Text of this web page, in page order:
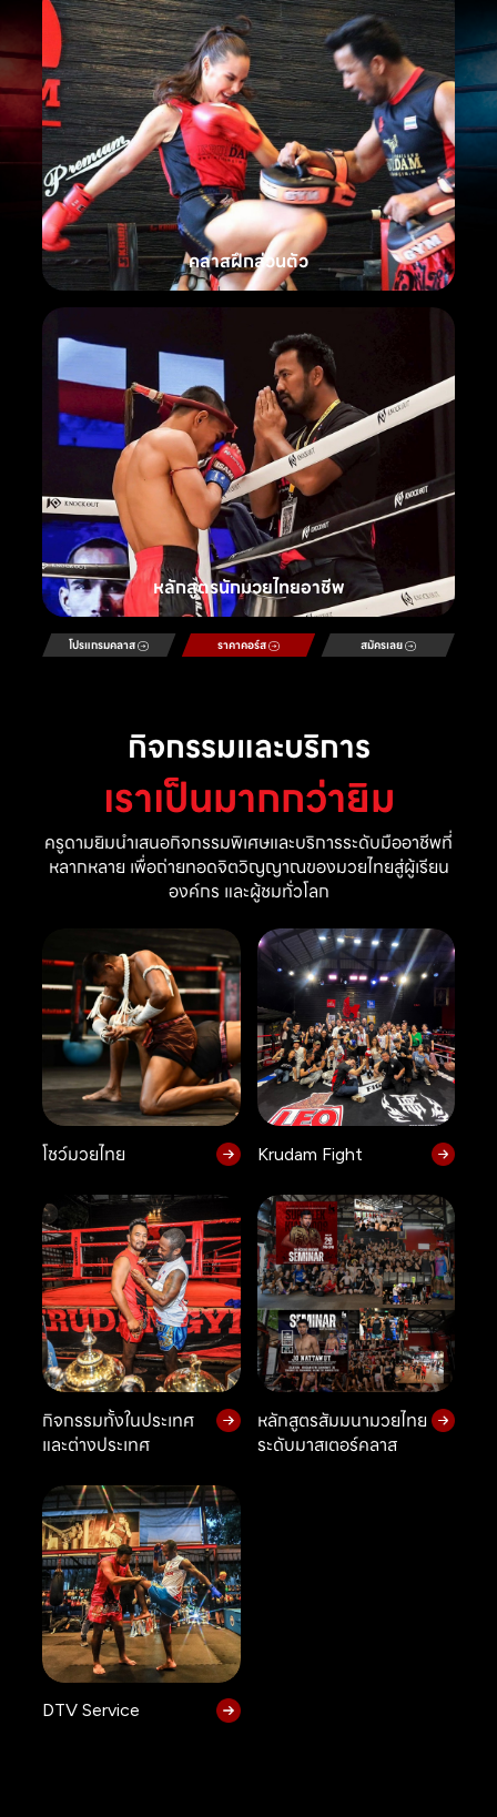
คลาสฝึกส่วนตัว
หลักสูตรนักมวยไทยอาชีพ
โปรแกรมคลาส ราคาคอร์ส สมัครเลย
กิจกรรมและบริการ
เราเป็นมากกว่ายิม
ครูดามยิมนำเสนอกิจกรรมพิเศษและบริการระดับมืออาชีพที่
หลากหลาย เพื่อถ่ายทอดจิตวิญญาณของมวยไทยสู่ผู้เรียน
องค์กร และผู้ชมทั่วโลก
โชว์มวยไทย Krudam Fight
กิจกรรมทั้งในประเทศ
และต่างประเทศ
หลักสูตรสัมมนามวยไทย
ระดับมาสเตอร์คลาส
DTV Service